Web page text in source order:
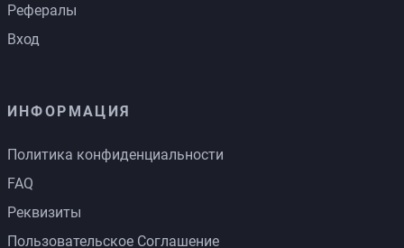
Рефералы
Вход
ИНФОРМАЦИЯ
Политика конфиденциальности
FAQ
Реквизиты
Пользовательское Соглашение